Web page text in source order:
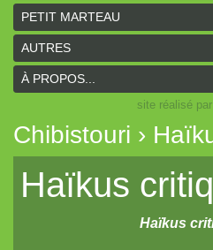
PETIT MARTEAU
AUTRES
À PROPOS...
site réalisé
Chibistouri ›
Haïkus
Haïkus